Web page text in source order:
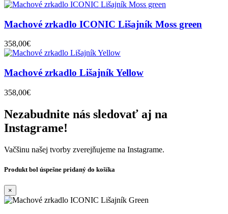
Machové zrkadlo ICONIC Lišajník Moss green
358,00€
Machové zrkadlo Lišajník Yellow
358,00€
Nezabudnite nás sledovať aj na
Instagrame!
Vačšinu našej tvorby zverejňujeme na Instagrame.
Produkt bol úspešne pridaný do košíka
×